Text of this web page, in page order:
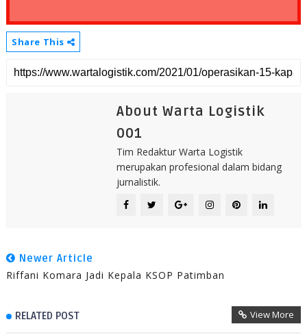
Share This
About Warta Logistik
001
Tim Redaktur Warta Logistik
merupakan profesional dalam bidang
jurnalistik.
Newer Article
Riffani Komara Jadi Kepala KSOP Patimban
RELATED POST View More